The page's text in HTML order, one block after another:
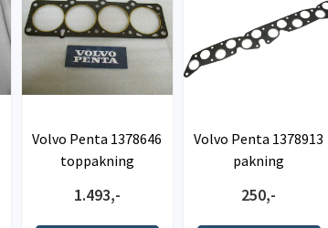
Volvo Penta 1378646
toppakning
1.493,-
Volvo Penta 1378913
pakning
250,-